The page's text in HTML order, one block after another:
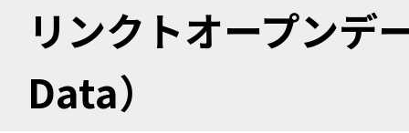
リンクトオープン
Data）